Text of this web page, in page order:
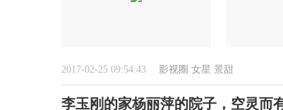
2017-02-25 09:54:43 影视圈 女星 景甜
李玉刚的家杨丽萍的院子，空灵而